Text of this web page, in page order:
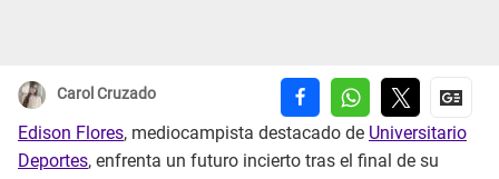
Carol Cruzado
Edison Flores, mediocampista destacado de Universitario
Deportes, enfrenta un futuro incierto tras el final de su